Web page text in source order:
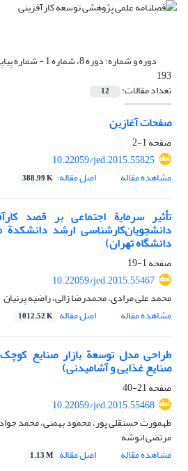
دوره و شماره:
193
تعداد مقالات: 12
صفحات آغازین
صفحه1-2
10.22059/jed.2015.55825
مشاهده مقاله
اصل مقاله 388.99 K
ﺗأﺛﯿﺮ ﺳﺮﻣﺎﯾة اجتماعی ﺑﺮ ﻗﺼﺪ
داﻧﺸﺠﻮﯾﺎنﮐﺎرﺷﻨﺎﺳﯽ ارﺷﺪ داﻧﺸﮑﺪة
داﻧﺸﮕﺎه ﺗﻬﺮان)
صفحه1-19
10.22059/jed.2015.55467
محمد علی مرادی، محمدرضا زالی، راضیه پرنیان
مشاهده مقاله
اصل مقاله 1012.52 K
طراحی مدل توسعة بازار صنایع
صنایع غذایی و آشامیدنی)
صفحه21-40
10.22059/jed.2015.55468
طهمورث حسنقلی پور، محمود بهمنی، محمد جواد
مرتضی انوشه
مشاهده مقاله
اصل مقاله 1.13 M